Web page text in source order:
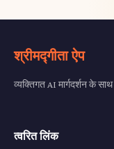
श्रीमद्गीता ऐप
व्यक्तिगत AI मार्गदर्शन के
त्वरित लिंक